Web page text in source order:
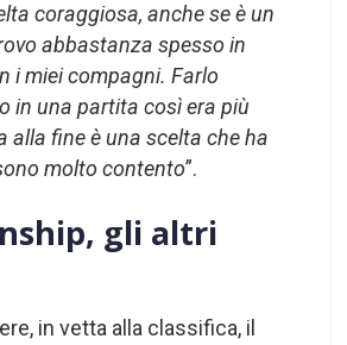
coraggiosa, anche se è un
abbastanza spesso in
i miei compagni. Farlo
in una partita così era più
alla fine è una scelta che ha
molto contento”.
gli altri
in vetta alla classifica, il